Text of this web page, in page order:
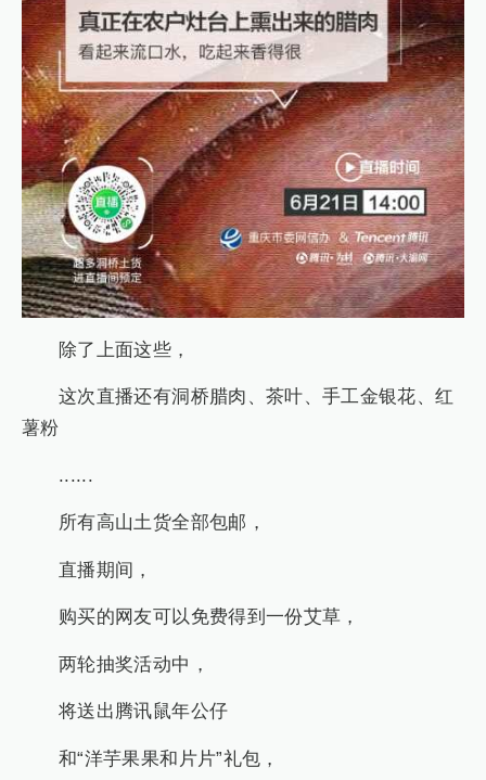
除了上面这些，
这次直播还有洞桥腊肉、茶叶、手工金银花、红
薯粉
......
所有高山土货全部包邮，
直播期间，
购买的网友可以免费得到一份艾草，
两轮抽奖活动中，
将送出腾讯鼠年公仔
和“洋芋果果和片片”礼包，